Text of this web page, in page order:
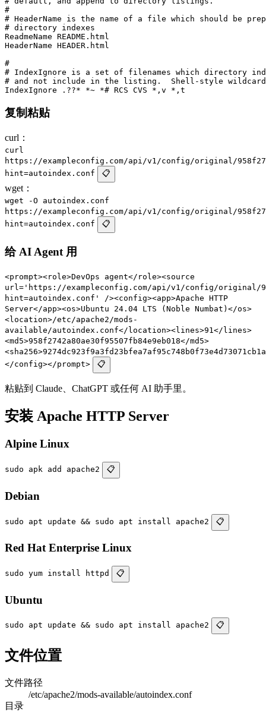
#
# HeaderName is the name of a file which should be
# directory indexes
ReadmeName README.html
HeaderName HEADER.html
#
# IndexIgnore is a set of filenames which directory
# and not include in the listing.  Shell-style
复制粘贴
curl：
curl
https://exampleconfig.com/api/v1/config/original/
hint=autoindex.conf
📋
wget：
wget -O autoindex.conf
https://exampleconfig.com/api/v1/config/original/
hint=autoindex.conf
📋
给 AI Agent 用
<prompt><role>DevOps agent</role><source
url='https://exampleconfig.com/api/v1/config/original/
hint=autoindex.conf' /><config><app>Apache HTTP
Server</app><os>Ubuntu 24.04 LTS (Noble Numbat)</os>
<location>/etc/apache2/mods-
available/autoindex.conf</location><lines>91</lines>
<md5>958f2742a80ae30f95507fb84e9eb018</md5>
</config></prompt>
📋
粘贴到 Claude、ChatGPT 或任何 AI 助手里。
安装 Apache HTTP Server
Alpine Linux
sudo apk add apache2 📋
Debian
sudo apt update && sudo apt install apache2 📋
Red Hat Enterprise Linux
sudo yum install httpd 📋
Ubuntu
sudo apt update && sudo apt install apache2 📋
文件位置
文件路径
/etc/apache2/mods-available/autoindex.conf
目录